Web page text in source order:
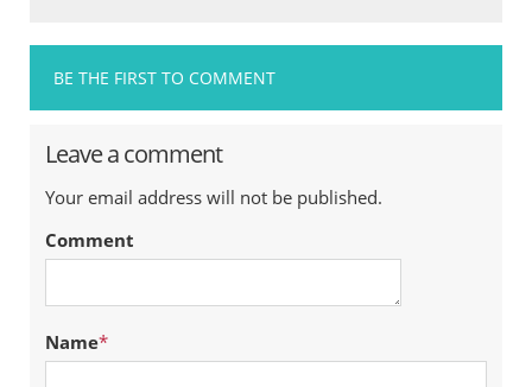
BE THE FIRST TO COMMENT
Leave a comment
Your email address will not be published.
Comment
Name*